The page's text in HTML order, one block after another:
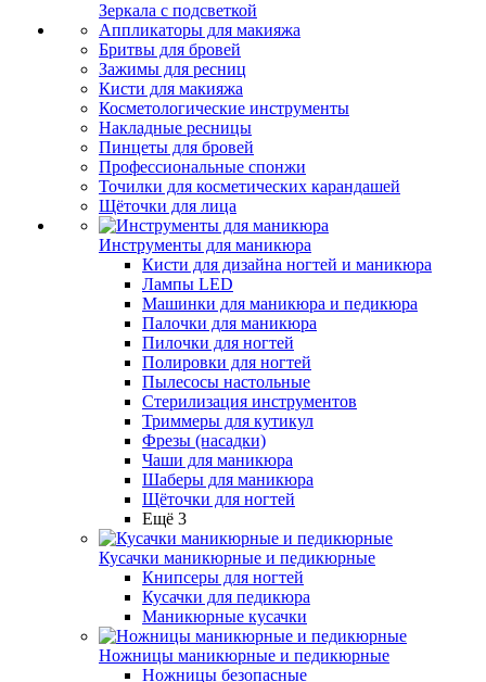
Зеркала с подсветкой
Аппликаторы для макияжа
Бритвы для бровей
Зажимы для ресниц
Кисти для макияжа
Косметологические инструменты
Накладные ресницы
Пинцеты для бровей
Профессиональные спонжи
Точилки для косметических карандашей
Щёточки для лица
Инструменты для маникюра
Кисти для дизайна ногтей и маникюра
Лампы LED
Машинки для маникюра и педикюра
Палочки для маникюра
Пилочки для ногтей
Полировки для ногтей
Пылесосы настольные
Стерилизация инструментов
Триммеры для кутикул
Фрезы (насадки)
Чаши для маникюра
Шаберы для маникюра
Щёточки для ногтей
Ещё 3
Кусачки маникюрные и педикюрные
Книпсеры для ногтей
Кусачки для педикюра
Маникюрные кусачки
Ножницы маникюрные и педикюрные
Ножницы безопасные